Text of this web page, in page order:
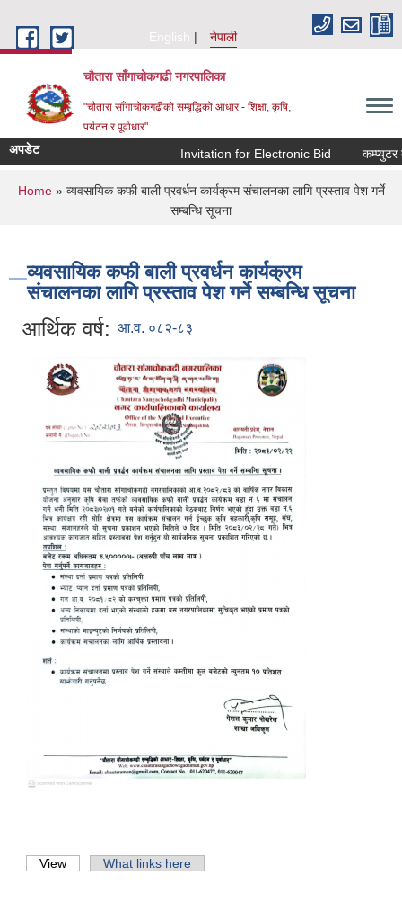
English
नेपाली
चौतारा साँगाचोकगढी नगरपालिका
"चौतारा साँगाचोकगढीको सम्बृद्धिको आधार - शिक्षा, कृषि,
पर्यटन र पूर्वाधार"
अपडेट Invitation for Electronic Bid कम्प्युटर
You are here
Home» व्यवसायिक कफी बाली प्रवर्धन कार्यक्रम संचालनका लागि प्रस्ताव पेश गर्ने
सम्बन्धि सूचना
व्यवसायिक कफी बाली प्रवर्धन कार्यक्रम
संचालनका लागि प्रस्ताव पेश गर्ने सम्बन्धि सूचना
आर्थिक वर्ष: आ.व. ०८२-८३
Primary tabs
View (active tab)What links here